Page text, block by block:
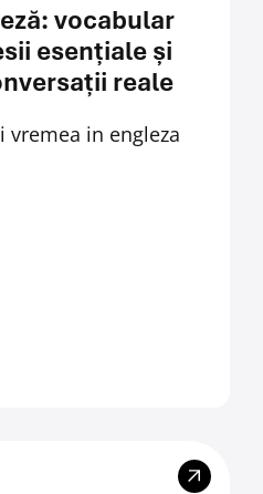
vocabular
esențiale și
reale